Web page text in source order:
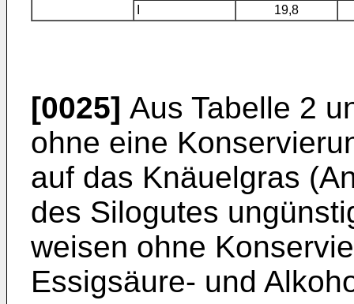
19,8
[0025] Aus Tabelle 2
ohne eine
auf das Knäuelgras
des Silogutes
weisen ohne
Essigsäure- und